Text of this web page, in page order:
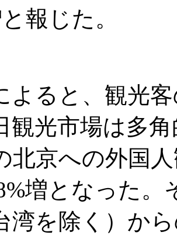
報じた。
よると、観光
観光市場は多
北京への外国
増となった
湾を除く）か